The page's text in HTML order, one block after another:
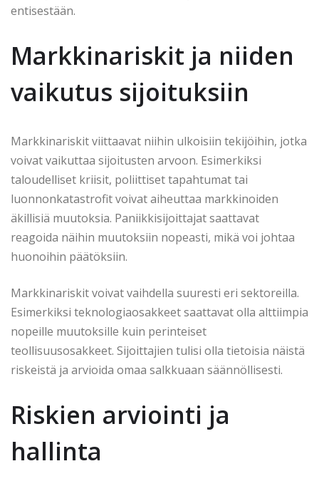
entisestään.
Markkinariskit ja niiden
vaikutus sijoituksiin
Markkinariskit viittaavat niihin ulkoisiin tekijöihin, jotka
voivat vaikuttaa sijoitusten arvoon. Esimerkiksi
taloudelliset kriisit, poliittiset tapahtumat tai
luonnonkatastrofit voivat aiheuttaa markkinoiden
äkillisiä muutoksia. Paniikkisijoittajat saattavat
reagoida näihin muutoksiin nopeasti, mikä voi johtaa
huonoihin päätöksiin.
Markkinariskit voivat vaihdella suuresti eri sektoreilla.
Esimerkiksi teknologiaosakkeet saattavat olla alttiimpia
nopeille muutoksille kuin perinteiset
teollisuusosakkeet. Sijoittajien tulisi olla tietoisia näistä
riskeistä ja arvioida omaa salkkuaan säännöllisesti.
Riskien arviointi ja
hallinta